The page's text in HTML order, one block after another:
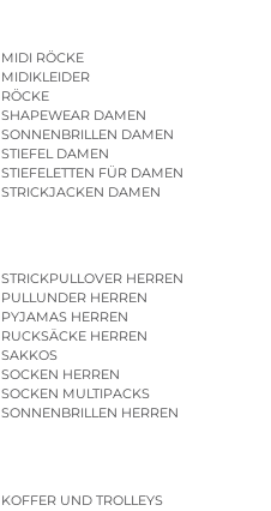
MIDI RÖCKE
MIDIKLEIDER
RÖCKE
SHAPEWEAR DAMEN
SONNENBRILLEN DAMEN
STIEFEL DAMEN
STIEFELETTEN FÜR DAMEN
STRICKJACKEN DAMEN
STRICKPULLOVER HERREN
PULLUNDER HERREN
PYJAMAS HERREN
RUCKSÄCKE HERREN
SAKKOS
SOCKEN HERREN
SOCKEN MULTIPACKS
SONNENBRILLEN HERREN
KOFFER UND TROLLEYS